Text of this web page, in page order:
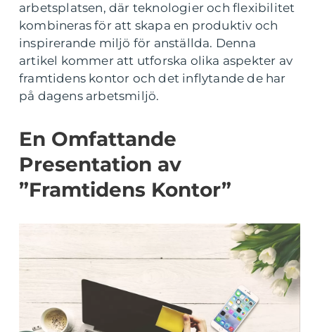
arbetsplatsen, där teknologier och flexibilitet
kombineras för att skapa en produktiv och
inspirerande miljö för anställda. Denna
artikel kommer att utforska olika aspekter av
framtidens kontor och det inflytande de har
på dagens arbetsmiljö.
En Omfattande
Presentation av
”Framtidens Kontor”